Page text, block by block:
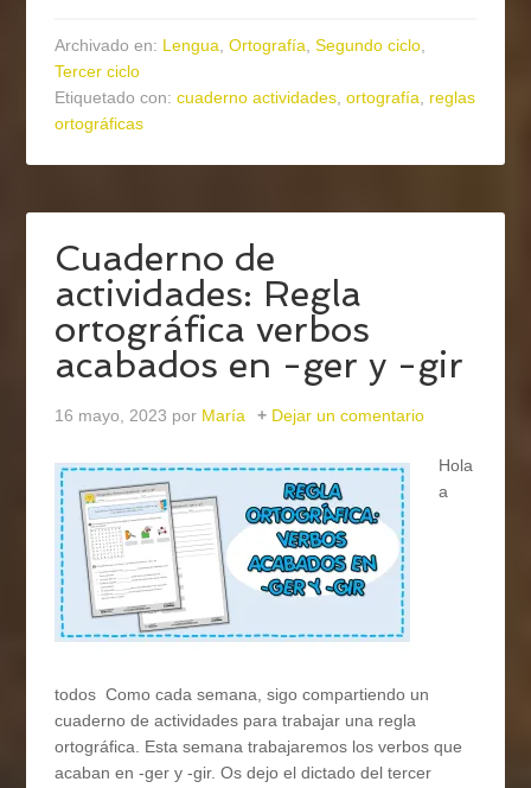
Archivado en: Lengua,Ortografía,Segundo ciclo,
Tercer ciclo
Etiquetado con:cuaderno actividades,ortografía, reglas
ortográficas
Cuaderno de
actividades: Regla
ortográfica verbos
acabados en -ger y -gir
16 mayo, 2023 por María Dejar un comentario
Hola
a
todos Como cada semana, sigo compartiendo un
cuaderno de actividades para trabajar una regla
ortográfica. Esta semana trabajaremos los verbos que
acaban en -ger y -gir. Os dejo el dictado del tercer